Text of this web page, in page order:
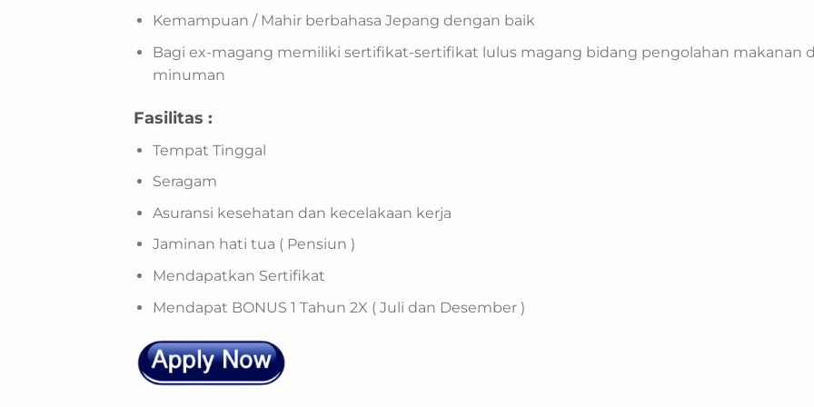
Kemampuan / Mahir berbahasa Jepang dengan baik
Bagi ex-magang memiliki sertifikat-sertifikat lulus magang bidang pengolahan makanan
minuman
Fasilitas :
Tempat Tinggal
Seragam
Asuransi kesehatan dan kecelakaan kerja
Jaminan hati tua ( Pensiun )
Mendapatkan Sertifikat
Mendapat BONUS 1 Tahun 2X ( Juli dan Desember )